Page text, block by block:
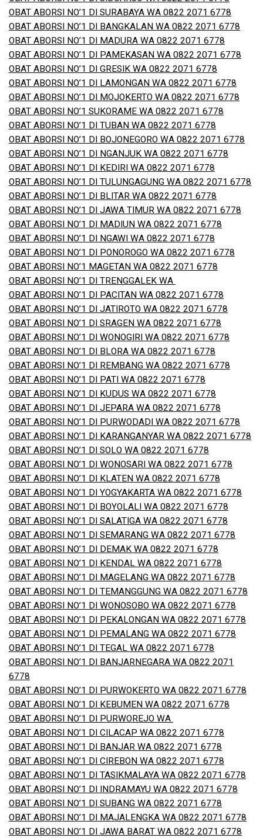
OBAT ABORSI NO’1 DI SURABAYA WA 0822 2071 6778
OBAT ABORSI NO’1 DI BANGKALAN WA 0822 2071 6778
OBAT ABORSI NO’1 DI MADURA WA 0822 2071 6778
OBAT ABORSI NO’1 DI PAMEKASAN WA 0822 2071 6778
OBAT ABORSI NO’1 DI GRESIK WA 0822 2071 6778
OBAT ABORSI NO’1 DI LAMONGAN WA 0822 2071 6778
OBAT ABORSI NO’1 DI MOJOKERTO WA 0822 2071 6778
OBAT ABORSI NO’1 SUKORAME WA 0822 2071 6778
OBAT ABORSI NO’1 DI TUBAN WA 0822 2071 6778
OBAT ABORSI NO’1 DI BOJONEGORO WA 0822 2071 6778
OBAT ABORSI NO’1 DI NGANJUK WA 0822 2071 6778
OBAT ABORSI NO’1 DI KEDIRI WA 0822 2071 6778
OBAT ABORSI NO’1 DI TULUNGAGUNG WA 0822 2071 6778
OBAT ABORSI NO’1 DI BLITAR WA 0822 2071 6778
OBAT ABORSI NO’1 DI JAWA TIMUR WA 0822 2071 6778
OBAT ABORSI NO’1 DI MADIUN WA 0822 2071 6778
OBAT ABORSI NO’1 DI NGAWI WA 0822 2071 6778
OBAT ABORSI NO’1 DI PONOROGO WA 0822 2071 6778
OBAT ABORSI NO’1 MAGETAN WA 0822 2071 6778
OBAT ABORSI NO’1 DI TRENGGALEK WA
OBAT ABORSI NO’1 DI PACITAN WA 0822 2071 6778
OBAT ABORSI NO’1 DI JATIROTO WA 0822 2071 6778
OBAT ABORSI NO’1 DI SRAGEN WA 0822 2071 6778
OBAT ABORSI NO’1 DI WONOGIRI WA 0822 2071 6778
OBAT ABORSI NO’1 DI BLORA WA 0822 2071 6778
OBAT ABORSI NO’1 DI REMBANG WA 0822 2071 6778
OBAT ABORSI NO’1 DI PATI WA 0822 2071 6778
OBAT ABORSI NO’1 DI KUDUS WA 0822 2071 6778
OBAT ABORSI NO’1 DI JEPARA WA 0822 2071 6778
OBAT ABORSI NO’1 DI PURWODADI WA 0822 2071 6778
OBAT ABORSI NO’1 DI KARANGANYAR WA 0822 2071 6778
OBAT ABORSI NO’1 DI SOLO WA 0822 2071 6778
OBAT ABORSI NO’1 DI WONOSARI WA 0822 2071 6778
OBAT ABORSI NO’1 DI KLATEN WA 0822 2071 6778
OBAT ABORSI NO’1 DI YOGYAKARTA WA 0822 2071 6778
OBAT ABORSI NO’1 DI BOYOLALI WA 0822 2071 6778
OBAT ABORSI NO’1 DI SALATIGA WA 0822 2071 6778
OBAT ABORSI NO’1 DI SEMARANG WA 0822 2071 6778
OBAT ABORSI NO’1 DI DEMAK WA 0822 2071 6778
OBAT ABORSI NO’1 DI KENDAL WA 0822 2071 6778
OBAT ABORSI NO’1 DI MAGELANG WA 0822 2071 6778
OBAT ABORSI NO’1 DI TEMANGGUNG WA 0822 2071 6778
OBAT ABORSI NO’1 DI WONOSOBO WA 0822 2071 6778
OBAT ABORSI NO’1 DI PEKALONGAN WA 0822 2071 6778
OBAT ABORSI NO’1 DI PEMALANG WA 0822 2071 6778
OBAT ABORSI NO’1 DI TEGAL WA 0822 2071 6778
OBAT ABORSI NO’1 DI BANJARNEGARA WA 0822 2071
6778
OBAT ABORSI NO’1 DI PURWOKERTO WA 0822 2071 6778
OBAT ABORSI NO’1 DI KEBUMEN WA 0822 2071 6778
OBAT ABORSI NO’1 DI PURWOREJO WA
OBAT ABORSI NO’1 DI CILACAP WA 0822 2071 6778
OBAT ABORSI NO’1 DI BANJAR WA 0822 2071 6778
OBAT ABORSI NO’1 DI CIREBON WA 0822 2071 6778
OBAT ABORSI NO’1 DI TASIKMALAYA WA 0822 2071 6778
OBAT ABORSI NO’1 DI INDRAMAYU WA 0822 2071 6778
OBAT ABORSI NO’1 DI SUBANG WA 0822 2071 6778
OBAT ABORSI NO’1 DI MAJALENGKA WA 0822 2071 6778
OBAT ABORSI NO’1 DI JAWA BARAT WA 0822 2071 6778